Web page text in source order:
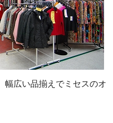
幅広い品揃えでミセスのオ